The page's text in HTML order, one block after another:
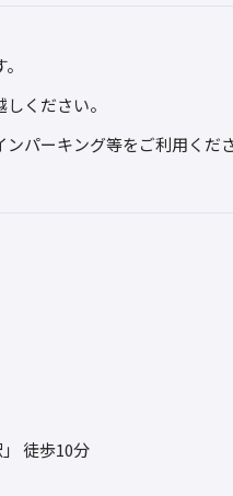
ください。
パーキング等をご利用くだ
徒歩10分